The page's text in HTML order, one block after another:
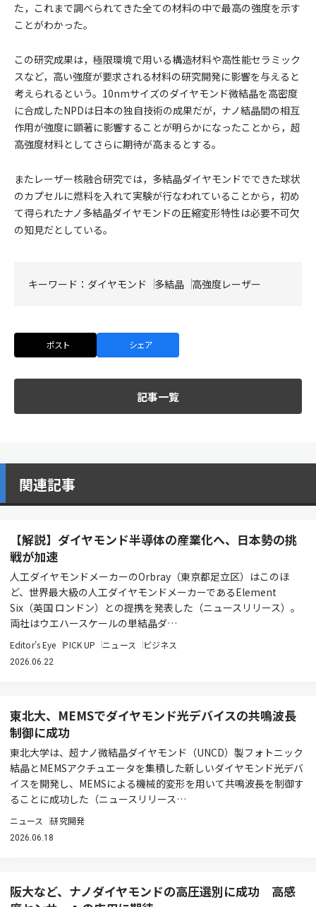
た，これまで調べられてきた全ての材料の中で最高の強度を示す
ことがわかった。
この研究成果は，極限環境で用いる構造材料や高性能セラミック
スなど，高い強度が要求される材料の研究開発に影響を与えると
考えられるという。10nmサイズのダイヤモンド微結晶を高密度
に合成したNPDは日本の独自技術の成果だが，ナノ結晶間の相互
作用が強度に顕著に影響することが明らかになったことから，超
高強度材料としてさらに期待が高まるとする。
またレーザー核融合研究では，多結晶ダイヤモンドでできた球状
のカプセルに燃料を入れて実験が行なわれていることから，初め
て得られたナノ多結晶ダイヤモンドの圧縮変形特性は必要不可欠
の知見だとしている。
キーワード： ダイヤモンド 多結晶 高強度レーザー
ポスト シェア
記事一覧
関連記事
【解説】ダイヤモンド半導体の産業化へ、日本勢の挑
戦が加速
人工ダイヤモンドメーカーのOrbray（東京都足立区）はこのほ
ど、世界最大級の人工ダイヤモンドメーカーであるElement
Six（英国 ロンドン）との提携を発表した（ニュースリリース）。
両社はウエハースケールの単結晶ダ…
Editor's Eye PICK UP ニュース ビジネス
2026.06.22
東北大、MEMSでダイヤモンド光デバイスの共鳴波長
制御に成功
東北大学は、超ナノ微結晶ダイヤモンド（UNCD）製フォトニック
結晶とMEMSアクチュエータを集積した新しいダイヤモンド光デバ
イスを開発し、MEMSによる機械的変形を用いて共鳴波長を制御す
ることに成功した（ニュースリリース…
ニュース 研究開発
2026.06.18
阪大など、ナノダイヤモンドの高圧選別に成功 高感